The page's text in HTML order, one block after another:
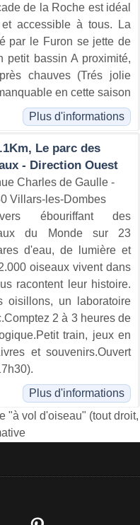
de la Roche est idéal
accessible à tous. La
par le Furon se jette de
petit bassin A proximité,
chauves (Trés jolie
en cette saison
Plus d'informations
Le parc des
- Direction Ouest
Charles de Gaulle -
Villars-les-Dombes
ébouriffant des
du Monde sur 23
d'eau, de lumière et
oiseaux vivent dans
racontent leur histoire.
oisillons, un laboratoire
2 à 3 heures de
train, jeux en
et souvenirs.Ouvert
Plus d'informations
"à vol d'oiseau" (tout droit,